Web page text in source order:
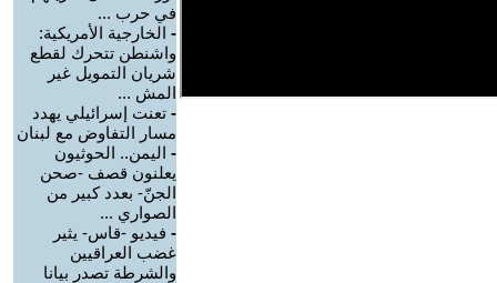
في حرب ...
- الخارجية الأمريكية:
واشنطن تتحرك لقطع
شريان التمويل غير
المش ...
- تعنت إسرائيلي يهدد
مسار التفاوض مع لبنان
- اليمن.. الحوثيون
يعلنون قصف -صحن
الجنّ- بعدد كبير من
الصواري ...
- فيديو -قاس- يثير
غضب العراقيين
والشرطة تصدر بيانا